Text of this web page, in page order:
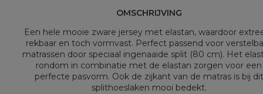
OMSCHRIJVING
Een hele mooie zware jersey met elastan, waardoor
rekbaar en toch vormvast. Perfect passend voor
matrassen door speciaal ingenaaide split (80 cm). Het
rondom in combinatie met de elastan zorgen voor een
perfecte pasvorm. Ook de zijkant van de matras is bij dit
splithoeslaken mooi bedekt.